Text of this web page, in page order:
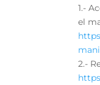
1.-
el
2.-